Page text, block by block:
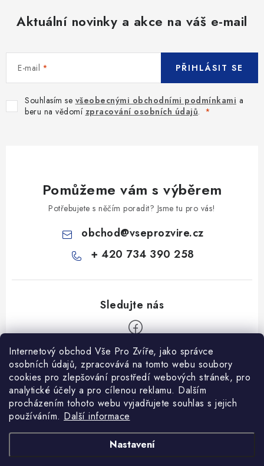
Internetový obchod Vše Pro Zvíře, jako správce
osobních údajů, zpracovává na tomto webu soubory
cookies pro zlepšování prostředí webových stránek, pro
analytické účely a pro cílenou reklamu. Dalším
procházením tohoto webu vyjadřujete souhlas s jejich
používáním. Další informace
Nastavení
Aktuální novinky a akce na váš e-mail
E-mail
Souhlasím se všeobecnými obchodními podmínkami a
beru na vědomí zpracování osobních údajů.
PŘIHLÁSIT SE
Pomůžeme vám s výběrem
Potřebujete s něčím poradit? Jsme tu pro vás!
obchod@vseprozvire.cz
+ 420 734 390 258
Informace pro Vás
Ceník dopravy
Kontakty
Obchodní podmínky
Heuréka recenze